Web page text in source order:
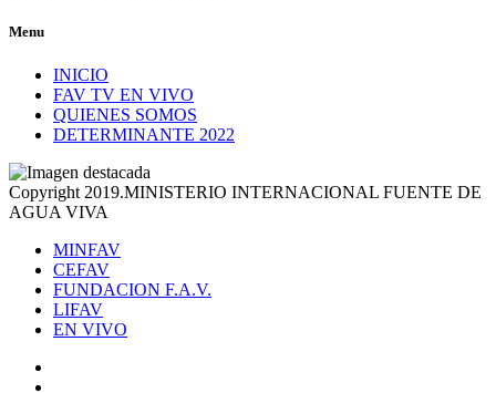
Menu
INICIO
FAV TV EN VIVO
QUIENES SOMOS
DETERMINANTE 2022
Copyright 2019.MINISTERIO INTERNACIONAL FUENTE DE
AGUA VIVA
MINFAV
CEFAV
FUNDACION F.A.V.
LIFAV
EN VIVO